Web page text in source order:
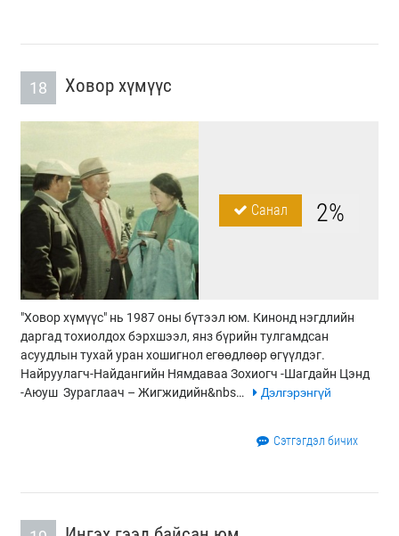
18 Ховор хүмүүс
Санал 2%
"Ховор хүмүүс" нь 1987 оны бүтээл юм. Кинонд нэгдлийн
даргад тохиолдох бэрхшээл, янз бүрийн тулгамдсан
асуудлын тухай уран хошигнол егөөдлөөр өгүүлдэг.
Найруулагч-Найдангийн Нямдаваа Зохиогч -Шагдайн Цэнд
-Аюуш Зураглаач – Жигжидийн&nbs…
Дэлгэрэнгүй
Сэтгэгдэл бичих